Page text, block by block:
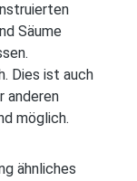
Säume
Dies ist auch
anderen
möglich.
ähnliches